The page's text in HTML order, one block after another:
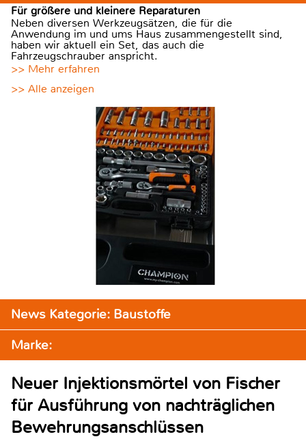
Für größere und kleinere Reparaturen
Neben diversen Werkzeugsätzen, die für die
Anwendung im und ums Haus zusammengestellt sind,
haben wir aktuell ein Set, das auch die
Fahrzeugschrauber anspricht.
>> Mehr erfahren
>> Alle anzeigen
News Kategorie: Baustoffe
Marke:
Neuer Injektionsmörtel von Fischer
für Ausführung von nachträglichen
Bewehrungsanschlüssen